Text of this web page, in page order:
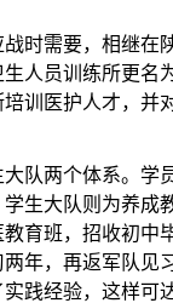
时需要，相继在
生人员训练所更
训医护人才，并
队两个体系。学
生大队则为养成
育班，招收初
年，再返军队见
践经验，这样可